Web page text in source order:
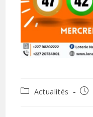
Actualités